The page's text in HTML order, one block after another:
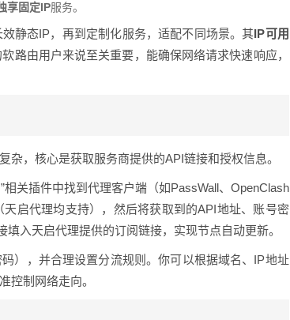
享固定IP服务。
静态IP，再到定制化服务，适配不同场景。其IP可用
路由用户来说至关重要，能确保网络请求快速响应，
，核心是获取服务商提供的API链接和授权信息。
关插件中找到代理客户端（如PassWall、OpenClash
启代理均支持），然后将获取到的API地址、账号密
入天启代理提供的订阅链接，实现节点自动更新。
），并合理设置分流规则。你可以根据域名、IP地址
控制网络走向。